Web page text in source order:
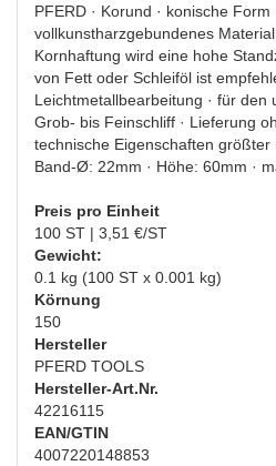
PFERD · Korund · konische Form
vollkunstharzgebundenes
Kornhaftung wird eine hohe
von Fett oder Schleiföl ist
Leichtmetallbearbeitung · für den
Grob- bis Feinschliff · Lieferung
technische Eigenschaften
Band-Ø: 22mm · Höhe: 60mm ·
Preis pro Einheit
100 ST | 3,51 €/ST
Gewicht:
0.1 kg (100 ST x 0.001 kg)
Körnung
150
Hersteller
PFERD TOOLS
Hersteller-Art.Nr.
42216115
EAN/GTIN
4007220148853